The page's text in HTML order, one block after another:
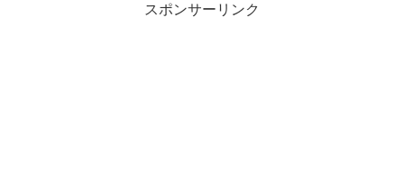
スポンサーリンク